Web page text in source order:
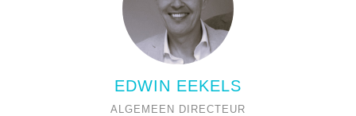
EDWIN EEKELS
ALGEMEEN DIRECTEUR